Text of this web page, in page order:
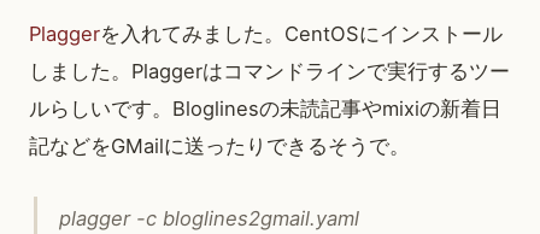
Plaggerを入れてみました。CentOSにインストール
しました。Plaggerはコマンドラインで実行するツー
ルらしいです。Bloglinesの未読記事やmixiの新着日
記などをGMailに送ったりできるそうで。
plagger -c bloglines2gmail.yaml